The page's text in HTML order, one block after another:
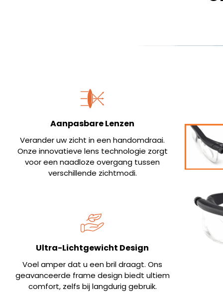
Aanpasbare Lenzen
Verander uw zicht in een handomdraai.
Onze innovatieve lens technologie zorgt
voor een naadloze overgang tussen
verschillende zichtmodi.
Ultra-Lichtgewicht Design
Voel amper dat u een bril draagt. Ons
geavanceerde frame design biedt ultiem
comfort, zelfs bij langdurig gebruik.